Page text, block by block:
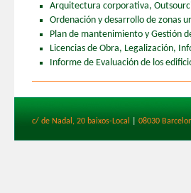
Arquitectura corporativa,
Ordenación y desarrollo de zonas
Plan de mantenimiento y Gestión
Licencias de Obra, Legalización,
Informe de Evaluación de los
c/ de Nadal, 20 baixos-Local 08030